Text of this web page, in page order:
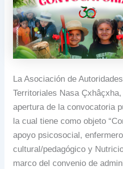
La Asociación de
Territoriales Nasa
apertura de la convocatoria
la cual tiene como objeto
apoyo psicosocial,
cultural/pedagógico y
marco del convenio de